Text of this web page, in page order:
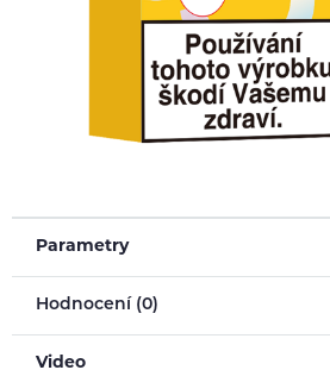
Parametry
Hodnocení (0)
Video